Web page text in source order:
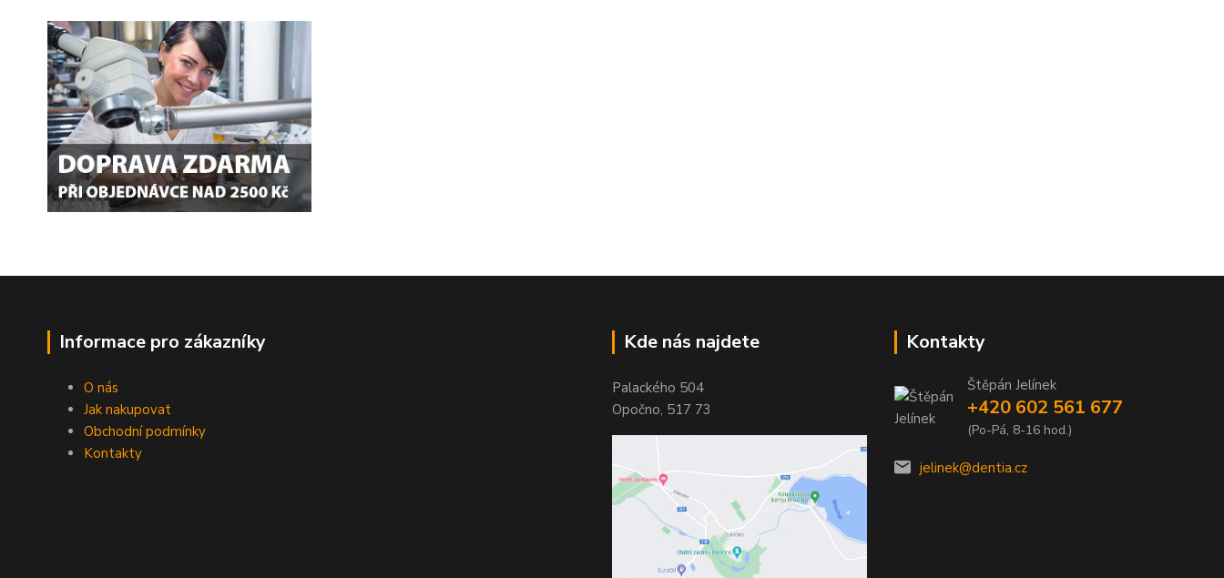
Informace pro zákazníky
O nás
Jak nakupovat
Obchodní podmínky
Kontakty
Kde nás najdete
Palackého 504
Opočno, 517 73
Kontakty
Štěpán Jelínek
+420 602 561 677
(Po-Pá, 8-16 hod.)
jelinek@dentia.cz